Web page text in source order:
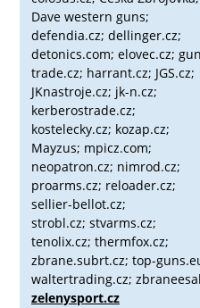
Dave western guns;
defendia.cz; dellinger.cz;
detonics.com; elovec.cz;
trade.cz; harrant.cz; JGS.cz;
JKnastroje.cz; jk-n.cz;
kerberostrade.cz;
kostelecky.cz; kozap.cz;
Mayzus; mpicz.com;
neopatron.cz; nimrod.cz;
proarms.cz; reloader.cz;
sellier-bellot.cz;
strobl.cz; stvarms.cz;
tenolix.cz; thermfox.cz;
zbrane.subrt.cz; top-
waltertrading.cz;
zelenysport.cz